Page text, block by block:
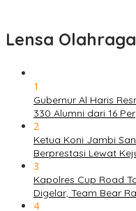
Lensa Olahraga
1
Gubernur Al Haris
330 Alumni dari 16
2
Ketua Koni Jambi
Berprestasi Lewat
3
Kapolres Cup Road
Digelar, Team Bear
4